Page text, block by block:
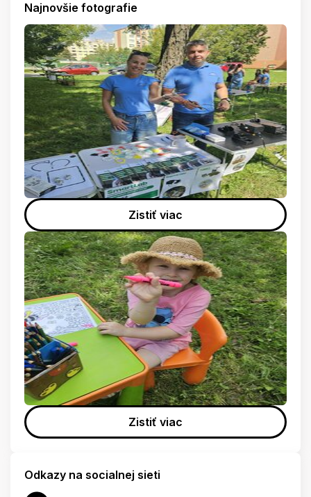
Najnovšie fotografie
Zistiť viac
Zistiť viac
Odkazy na socialnej sieti